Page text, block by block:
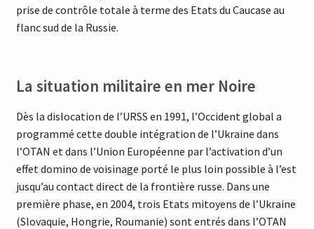
prise de contrôle totale à terme des Etats du Caucase au
flanc sud de la Russie.
La situation militaire en mer Noire
Dès la dislocation de l’URSS en 1991, l’Occident global a
programmé cette double intégration de l’Ukraine dans
l’OTAN et dans l’Union Européenne par l’activation d’un
effet domino de voisinage porté le plus loin possible à l’est
jusqu’au contact direct de la frontière russe. Dans une
première phase, en 2004, trois Etats mitoyens de l’Ukraine
(Slovaquie, Hongrie, Roumanie) sont entrés dans l’OTAN